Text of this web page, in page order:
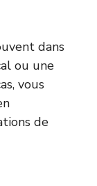
dans
ou une
vous
de